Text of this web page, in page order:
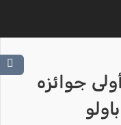
يحصد أولى جوائزه